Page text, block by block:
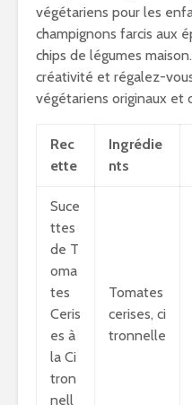
végétariens pour les
champignons farcis aux
chips de légumes
créativité et régalez-
végétariens originaux et
Rec
ette
Ingrédie
nts
Suce
ttes
de T
oma
tes
Ceris
es à
la Ci
tron
nell
Tomates
cerises, ci
tronnelle